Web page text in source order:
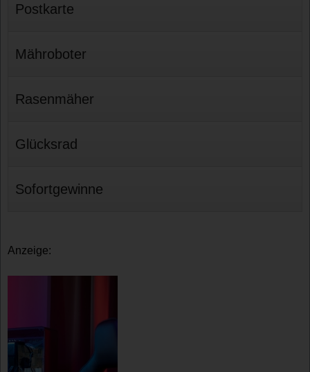
Postkarte
Mähroboter
Rasenmäher
Glücksrad
Sofortgewinne
Anzeige: